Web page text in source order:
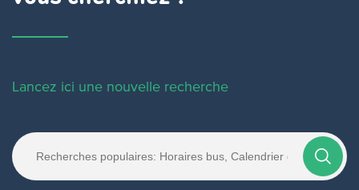
Lancez ici une nouvelle recherche